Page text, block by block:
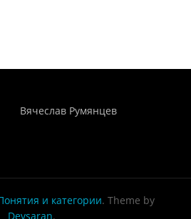
Вячеслав Румянцев
и категории. Theme by
Devsaran.